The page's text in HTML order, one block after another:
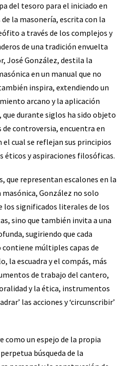
del tesoro para el iniciado en
la masonería, escrita con la
a través de los complejos y
de una tradición envuelta
José González, destila la
en un manual que no
inspira, extendiendo un
arcano y la aplicación
que durante siglos ha sido objeto
de controversia, encuentra en
cual se reflejan sus principios
éticos y aspiraciones filosóficas.
que representan escalones en la
masónica, González no solo
los significados literales de los
sino que también invita a una
sugiriendo que cada
múltiples capas de
la escuadra y el compás, más
de trabajo del cantero,
y la ética, instrumentos
las acciones y ‘circunscribir’
como un espejo de la propia
búsqueda de la